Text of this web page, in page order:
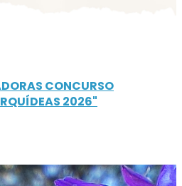
CONCURSO
2026"